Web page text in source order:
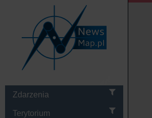
Zdarzenia
Terytorium